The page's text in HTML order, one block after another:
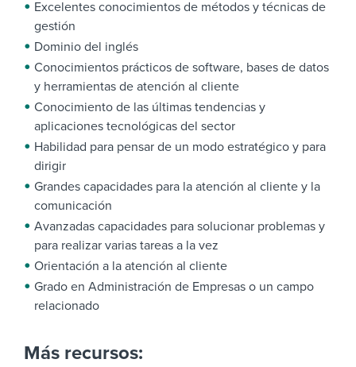
Excelentes conocimientos de métodos y técnicas de
gestión
Dominio del inglés
Conocimientos prácticos de software, bases de datos
y herramientas de atención al cliente
Conocimiento de las últimas tendencias y
aplicaciones tecnológicas del sector
Habilidad para pensar de un modo estratégico y para
dirigir
Grandes capacidades para la atención al cliente y la
comunicación
Avanzadas capacidades para solucionar problemas y
para realizar varias tareas a la vez
Orientación a la atención al cliente
Grado en Administración de Empresas o un campo
relacionado
Más recursos: